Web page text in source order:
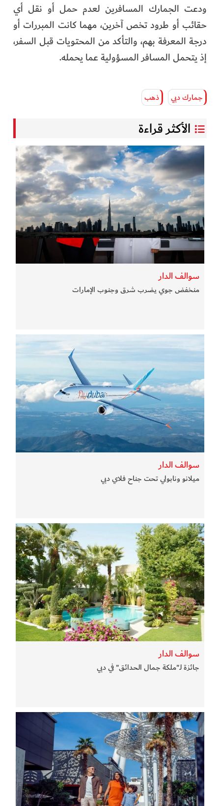
ودعت الجمارك المسافرين لعدم حمل أو نقل أي
حقائب أو طرود تخص آخرين، مهما كانت المبررات أو
درجة المعرفة بهم، والتأكد من المحتويات قبل السفر،
إذ يتحمل المسافر المسؤولية عما يحمله.
جمارك دبي ذهب
الأكثر قراءة
سوالف الدار
منخفض جوي يضرب شرق وجنوب الإمارات
سوالف الدار
ميلانو ونابولي تحت جناح فلاي دبي
سوالف الدار
جائزة لـ"ملكة جمال الحدائق" في دبي